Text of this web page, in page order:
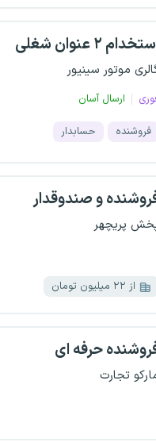
۲ عنوان شغلی
موتور سینیور
ارسال آسان
فروشنده حسابدار
و صندوقدار
پریچهر
از ۲۲ میلیون تومان
حرفه ای
تجارت